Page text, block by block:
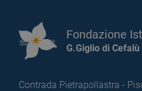
Fondazione
G.Giglio di Cefalù
Contrada Pietrapollastra -